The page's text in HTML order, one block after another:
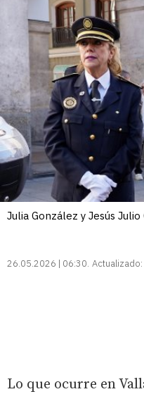
Julia González y Jesús Julio
26.05.2026 | 06:30 Actualizado:
Lo que ocurre en